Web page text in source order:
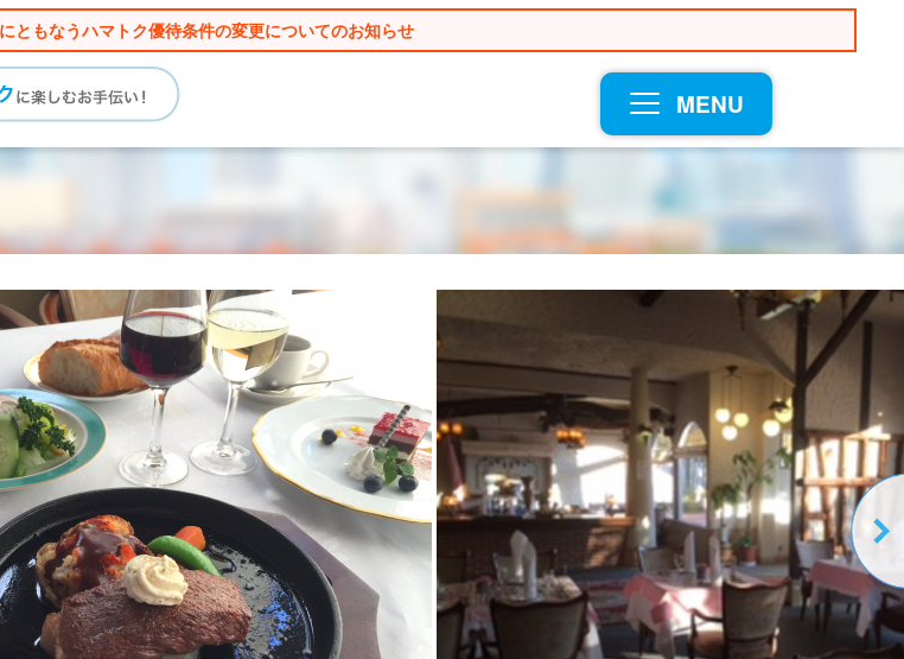
ともなうハマトク優待条件の変更についてのお知らせ
MENU